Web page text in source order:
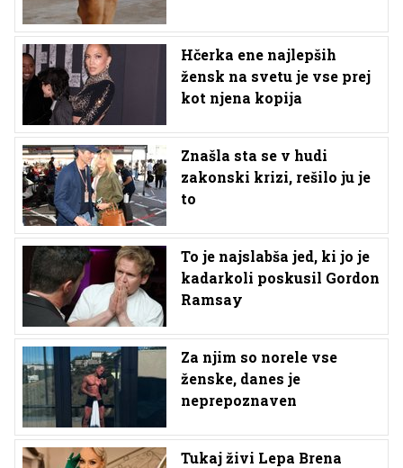
Hčerka ene najlepših
žensk na svetu je vse prej
kot njena kopija
Znašla sta se v hudi
zakonski krizi, rešilo ju je
to
To je najslabša jed, ki jo je
kadarkoli poskusil Gordon
Ramsay
Za njim so norele vse
ženske, danes je
neprepoznaven
Tukaj živi Lepa Brena